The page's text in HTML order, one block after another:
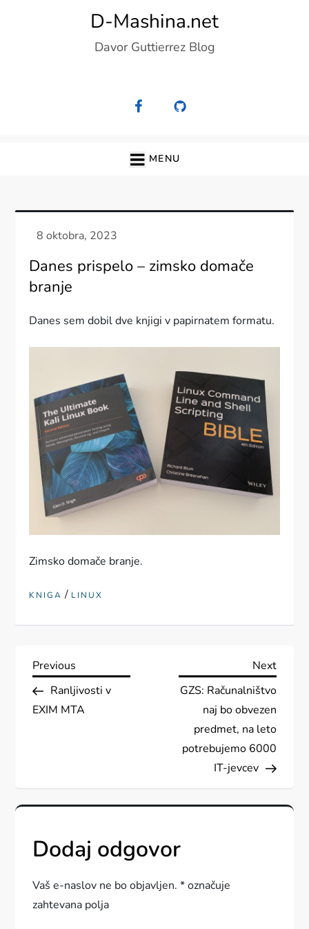
D-Mashina.net
Davor Guttierrez Blog
MENU
Danes prispelo – zimsko domače
branje
Danes sem dobil dve knjigi v papirnatem formatu.
Zimsko domače branje.
KNIGA / LINUX
N
a
g
a
c
i
Previous
Post
Previous
Ranljivosti v
EXIM MTA
Next
Next
GZS: Računalništvo
naj bo obvezen
predmet, na leto
potrebujemo 6000
IT-jevcev
Dodaj odgovor
Vaš e-naslov ne bo objavljen. *označuje
zahtevana polja